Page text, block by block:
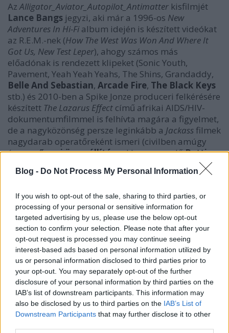
Blog - Do Not Process My Personal Information
If you wish to opt-out of the sale, sharing to third parties, or
processing of your personal or sensitive information for
targeted advertising by us, please use the below opt-out
section to confirm your selection. Please note that after your
opt-out request is processed you may continue seeing
interest-based ads based on personal information utilized by
us or personal information disclosed to third parties prior to
your opt-out. You may separately opt-out of the further
disclosure of your personal information by third parties on the
IAB’s list of downstream participants. This information may
also be disclosed by us to third parties on the IAB’s List of
Downstream Participants that may further disclose it to other
AzAlligator_Aviator_Autopilot_Antimatter kisfilmjét
Lance Bangs jegyzi, aki már a 1996-os New
Adventures In Hi-Fi album idején is készített videókat
az R.E.M.-nek (How The West Was Won And Where It
Got Us, New Test Leper), ahogy számos más
előadónak is rendezett klipeket (Sonic Youth,
Pavement, Yeah Yeah Yeahs, The Shins, Grandaddy,
Belle And Sebastian, Arcade Fire, The Black Keys
stb.) és 2010-ben a Spike Jonze produceri felkérésére
készített The Lazarus Effect című afrikai AIDS/HIV-
dokumentumfilmmel is felhívta magára a figyelmet,
de a nagyközönség persze leginkább a Jackassfilmek
nagydarab operatőreként ismeri (civilben amúgy
épp anőnapi összeállításunkban szereplőPatti
Sleater-Kinney együttes gitáros-énekesnőjének, Corin
R.E.M.-klipje Peaches közreműködésével: